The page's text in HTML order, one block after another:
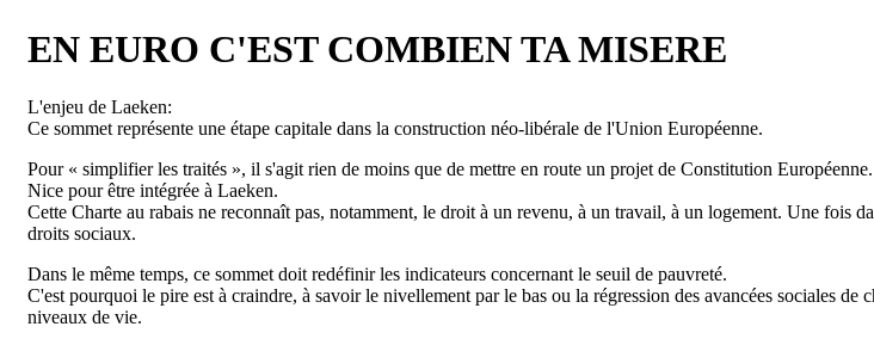
EN EURO C'EST COMBIEN TA MISERE
L'enjeu de Laeken:
Ce sommet représente une étape capitale dans la construction néo-libérale de l'Union Européenne.
Pour « simplifier les traités », il s'agit rien de moins que de mettre en route un projet de Constitution
Nice pour être intégrée à Laeken.
Cette Charte au rabais ne reconnaît pas, notamment, le droit à un revenu, à un travail, à un logement. Une fois
droits sociaux.
Dans le même temps, ce sommet doit redéfinir les indicateurs concernant le seuil de pauvreté.
C'est pourquoi le pire est à craindre, à savoir le nivellement par le bas ou la régression des avancées sociales
niveaux de vie.